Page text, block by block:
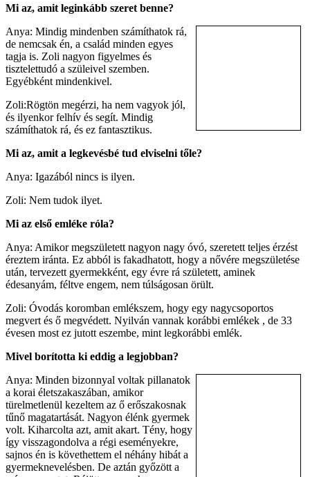
Mi az, amit leginkább szeret benne?
Anya: Mindig mindenben számíthatok rá,
de nemcsak én, a család minden egyes
tagja is. Zoli nagyon figyelmes és
tisztelettudó a szüleivel szemben.
Egyébként mindenkivel.
Zoli:Rögtön megérzi, ha nem vagyok jól,
és ilyenkor felhív és segít. Mindig
számíthatok rá, és ez fantasztikus.
Mi az, amit a legkevésbé tud elviselni tőle?
Anya: Igazából nincs is ilyen.
Zoli: Nem tudok ilyet.
Mi az első emléke róla?
Anya: Amikor megszületett nagyon nagy óvó, szeretett teljes érzést
éreztem iránta. Ez abból is fakadhatott, hogy a nővére megszületése
után, tervezett gyermekként, egy évre rá született, aminek
édesanyám, féltve engem, nem túlságosan örült.
Zoli: Óvodás koromban emlékszem, hogy egy nagycsoportos
megvert és ő megvédett. Nyilván vannak korábbi emlékek , de 33
évesen most ez jutott eszembe, mint legkorábbi emlék.
Mivel borította ki eddig a legjobban?
Anya: Minden bizonnyal voltak pillanatok
a korai életszakaszában, amikor
türelmetlenül kezeltem az ő erőszakosnak
tűnő magatartását. Nagyon élénk gyermek
volt. Kiharcolta azt, amit akart. Tény, hogy
így visszagondolva a régi eseményekre,
sajnos én is követhettem el néhány hibát a
gyermeknevelésben. De aztán győzött a